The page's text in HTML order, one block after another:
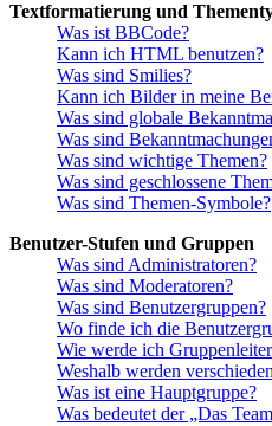
Textformatierung und
Was ist BBCode?
Kann ich HTML benutzen?
Was sind Smilies?
Kann ich Bilder in meine
Was sind globale
Was sind
Was sind wichtige Themen?
Was sind geschlossene
Was sind Themen-Symbole?
Benutzer-Stufen und Gruppen
Was sind Administratoren?
Was sind Moderatoren?
Was sind Benutzergruppen?
Wo finde ich die
Wie werde ich
Weshalb werden
Was ist eine Hauptgruppe?
Was bedeutet der „Das